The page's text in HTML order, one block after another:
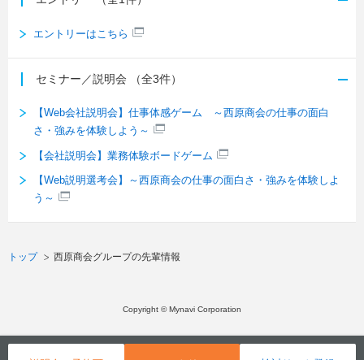
エントリーはこちら
セミナー／説明会 （全3件）
【Web会社説明会】仕事体感ゲーム ～西原商会の仕事の面白
さ・強みを体験しよう～
【会社説明会】業務体験ボードゲーム
【Web説明選考会】～西原商会の仕事の面白さ・強みを体験しよ
う～
トップ 西原商会グループの先輩情報
Copyright © Mynavi Corporation